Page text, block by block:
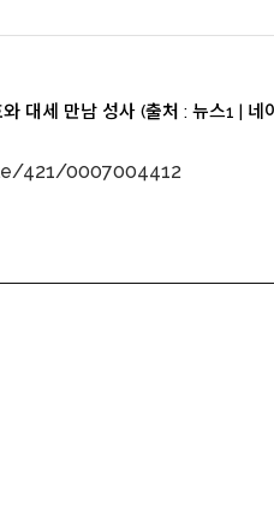
대세 만남 성사 (출처 : 뉴스1 |
421/0007004412